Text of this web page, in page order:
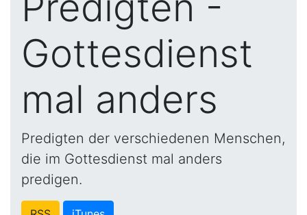
Gottesdienst
mal anders
Predigten der verschiedenen Menschen,
die im Gottesdienst mal anders
predigen.